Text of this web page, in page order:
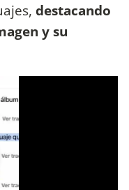
destacando
y su